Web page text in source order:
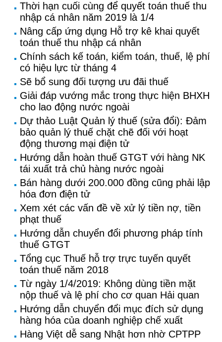
Thời hạn cuối cùng để quyết toán thuế thu
nhập cá nhân năm 2019 là 1/4
Nâng cấp ứng dụng Hỗ trợ kê khai quyết
toán thuế thu nhập cá nhân
Chính sách kế toán, kiểm toán, thuế, lệ phí
có hiệu lực từ tháng 4
Sẽ bổ sung đối tượng ưu đãi thuế
Giải đáp vướng mắc trong thực hiện BHXH
cho lao động nước ngoài
Dự thảo Luật Quản lý thuế (sửa đổi): Đảm
bảo quản lý thuế chặt chẽ đối với hoạt
động thương mại điện tử
Hướng dẫn hoàn thuế GTGT với hàng NK
tái xuất trả chủ hàng nước ngoài
Bán hàng dưới 200.000 đồng cũng phải lập
hóa đơn điện tử
Xem xét các vấn đề về xử lý tiền nợ, tiền
phạt thuế
Hướng dẫn chuyển đổi phương pháp tính
thuế GTGT
Tổng cục Thuế hỗ trợ trực tuyến quyết
toán thuế năm 2018
Từ ngày 1/4/2019: Không dùng tiền mặt
nộp thuế và lệ phí cho cơ quan Hải quan
Hướng dẫn chuyển đổi mục đích sử dụng
hàng hóa của doanh nghiệp chế xuất
Hàng Việt dễ sang Nhật hơn nhờ CPTPP